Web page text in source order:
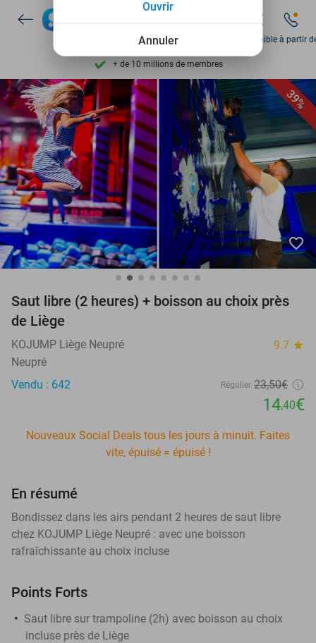
Découvrez + de 15.000 deals
Disponible 7 jours par semaine
+ de 10 millions de membres
9,4 basé sur205 975 avis
Découvrez + de 15.000 deals
Disponible 7 jours par semaine
+ de 10 millions de membres
Disponible à partir
39%
favorite_border
Saut libre (2 heures) + boisson au choix près
de Liège
KOJUMP Liège Neupré 9.7 star
Neupré
Vendu : 642
Régulier 23,50€
14,40€
Nouveaux Social Deals tous les jours à minuit. Faites
vite, épuisé = épuisé !
En résumé
Bondissez dans les airs pendant 2 heures de saut libre
chez KOJUMP Liège Neupré : avec une boisson
rafraîchissante au choix incluse
Points Forts
Saut libre sur trampoline (2h) avec boisson au choix
incluse près de Liège
Annuler
Ouvrir